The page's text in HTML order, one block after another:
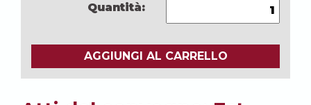
Quantità:
AGGIUNGI AL CARRELLO